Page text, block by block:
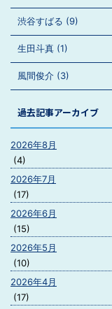
渋谷すばる (9)
生田斗真 (1)
風間俊介 (3)
過去記事アーカイブ
2026年8月
(4)
2026年7月
(17)
2026年6月
(15)
2026年5月
(10)
2026年4月
(17)